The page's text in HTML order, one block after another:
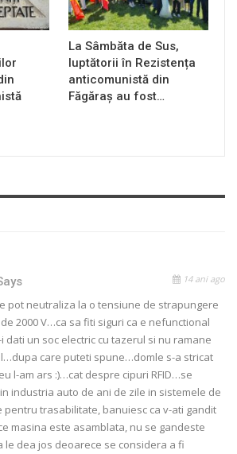
La Sâmbăta de Sus,
luptătorii în Rezistența
anticomunistă din
Făgăraș au fost…
14 ani ago
pot neutraliza la o tensiune de strapungere
2000 V…ca sa fiti siguri ca e nefunctional
dati un soc electric cu tazerul si nu ramane
care puteti spune…domle s-a stricat
l-am ars :)…cat despre cipuri RFID…se
industria auto de ani de zile in sistemele de
pentru trasabilitate, banuiesc ca v-ati gandit
masina este asamblata, nu se gandeste
le dea jos deoarece se considera a fi